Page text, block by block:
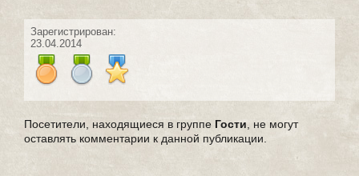
Зарегистрирован:
23.04.2014
Посетители, находящиеся в группе Гости , не могут
оставлять комментарии к данной публикации.